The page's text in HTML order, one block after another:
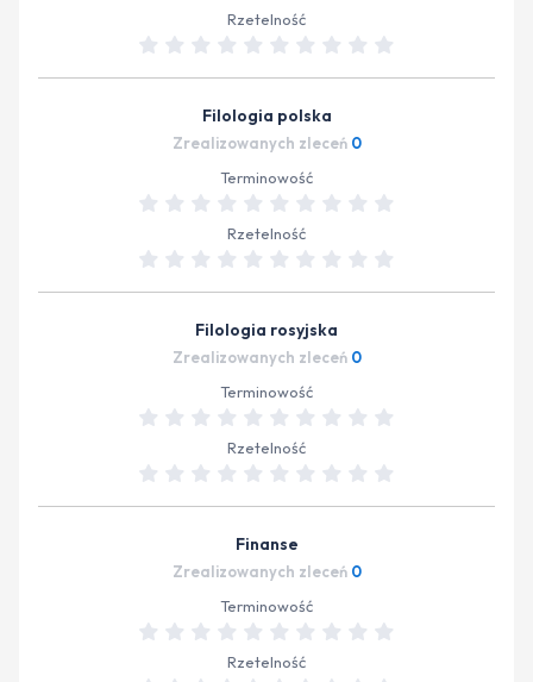
Rzetelność
Filologia polska
Zrealizowanych zleceń 0
Terminowość
Rzetelność
Filologia rosyjska
Zrealizowanych zleceń 0
Terminowość
Rzetelność
Finanse
Zrealizowanych zleceń 0
Terminowość
Rzetelność